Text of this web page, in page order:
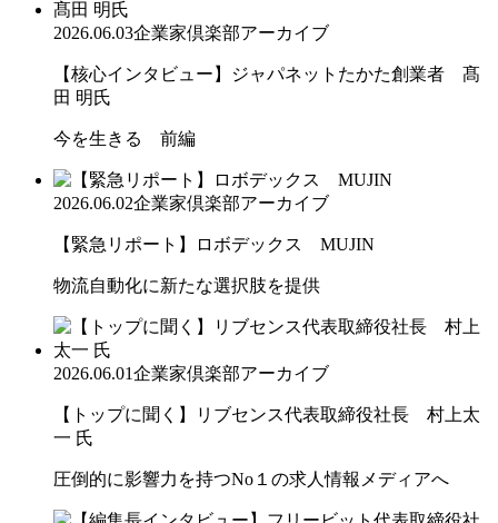
2026.06.03企業家倶楽部アーカイブ
【核心インタビュー】ジャパネットたかた創業者 髙
田 明氏
今を生きる 前編
2026.06.02企業家倶楽部アーカイブ
【緊急リポート】ロボデックス MUJIN
物流自動化に新たな選択肢を提供
2026.06.01企業家倶楽部アーカイブ
【トップに聞く】リブセンス代表取締役社長 村上太
一 氏
圧倒的に影響力を持つNo１の求人情報メディアへ